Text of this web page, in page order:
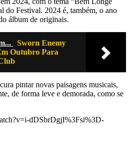
do Festival. 2024 é, também, o ano
álbum de originais.
Sworn Enemy
Outubro Para
pintar novas paisagens musicais,
de forma leve e demorada, como se
dDSbrDgjI%3Fsi%3D-